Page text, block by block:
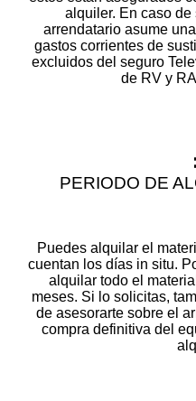
alquiler. En caso de
arrendatario asume
gastos corrientes de
excluidos del seguro
de RV y
PERIODO DE
Puedes alquilar el
cuentan los días in situ.
alquilar todo el
meses. Si lo solicitas,
de asesorarte sobre el
compra definitiva del